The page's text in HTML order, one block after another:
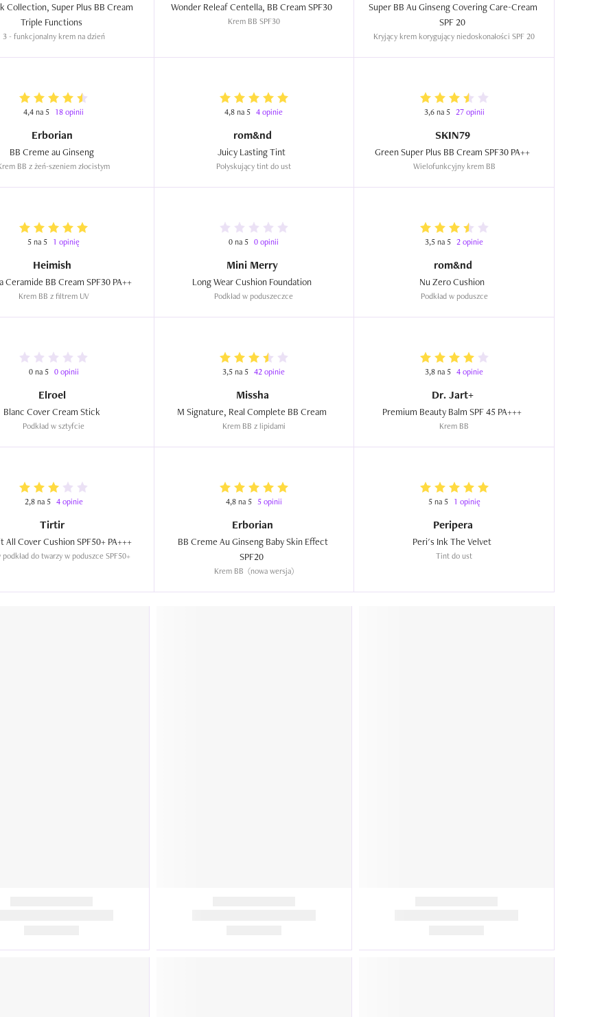
Collection, Super Plus BB Cream
3 - funkcjonalny krem na dzień
Krem BB SPF30
Super BB Au Ginseng Covering Care-Cream
Kryjący krem korygujący niedoskonałości SPF 20
4,4 na 5 18 opinii
Erborian
BB z żeń-szeniem złocistym
4,8 na 5 4 opinie
rom&nd
Połyskujący tint do ust
3,6 na 5 27 opinii
SKIN79
Wielofunkcyjny krem BB
5 na 5 1 opinię
Heimish
Krem BB z filtrem UV
0 na 5 0 opinii
Mini Merry
Podkład w poduszeczce
3,5 na 5 2 opinie
rom&nd
Podkład w poduszce
0 na 5 0 opinii
Elroel
Podkład w sztyfcie
3,5 na 5 42 opinie
Missha
Krem BB z lipidami
3,8 na 5 4 opinie
Dr. Jart+
Krem BB
2,8 na 5 4 opinie
Tirtir
podkład do twarzy w poduszce SPF50+
4,8 na 5 5 opinii
Erborian
BB Creme Au Ginseng Baby Skin Effect
Krem BB  (nowa wersja)
5 na 5 1 opinię
Peripera
Tint do ust